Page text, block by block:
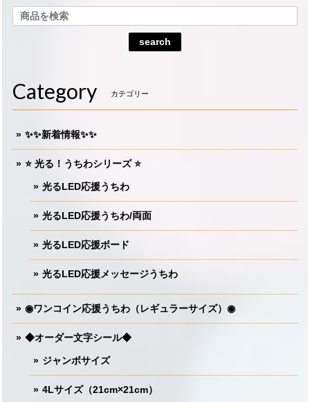
search
Category カテゴリー
✨✨新着情報✨✨
⭐️ 光る！うちわシリーズ ⭐️
光るLED応援うちわ
光るLED応援うちわ/両面
光るLED応援ボード
光るLED応援メッセージうちわ
◉ワンコイン応援うちわ（レギュラーサイズ）◉
◆オーダー文字シール◆
ジャンボサイズ
4Lサイズ（21cm×21cm）